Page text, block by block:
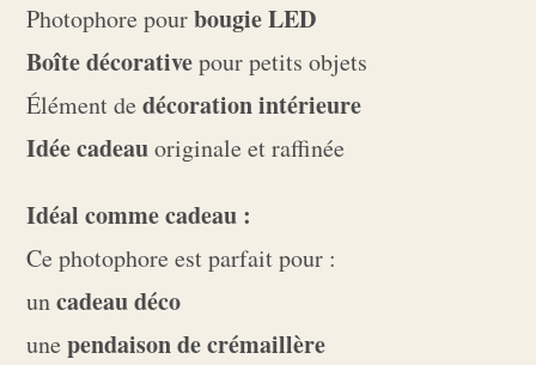
Photophore pourbougie LED
Boîte décorativepour petits objets
Élément dedécoration intérieure
Idée cadeauoriginale et raffinée
Idéal comme cadeau :
Ce photophore est parfait pour :
uncadeau déco
unependaison de crémaillère